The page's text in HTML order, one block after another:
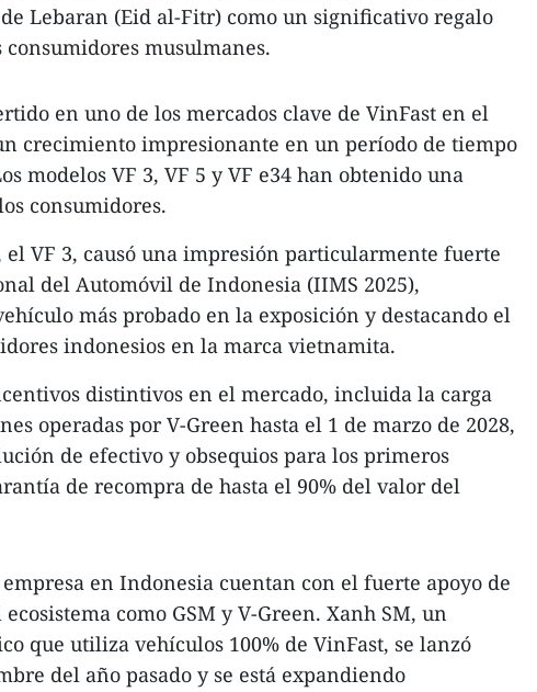
Lebaran (Eid al-Fitr) como un significativo regalo
musulmanes.
en uno de los mercados clave de VinFast en el
crecimiento impresionante en un período de tiempo
modelos VF 3, VF 5 y VF e34 han obtenido una
consumidores.
el VF 3, causó una impresión particularmente fuerte
del Automóvil de Indonesia (IIMS 2025),
más probado en la exposición y destacando el
indonesios en la marca vietnamita.
distintivos en el mercado, incluida la carga
operadas por V-Green hasta el 1 de marzo de 2028,
de efectivo y obsequios para los primeros
de recompra de hasta el 90% del valor del
en Indonesia cuentan con el fuerte apoyo de
como GSM y V-Green. Xanh SM, un
que utiliza vehículos 100% de VinFast, se lanzó
del año pasado y se está expandiendo